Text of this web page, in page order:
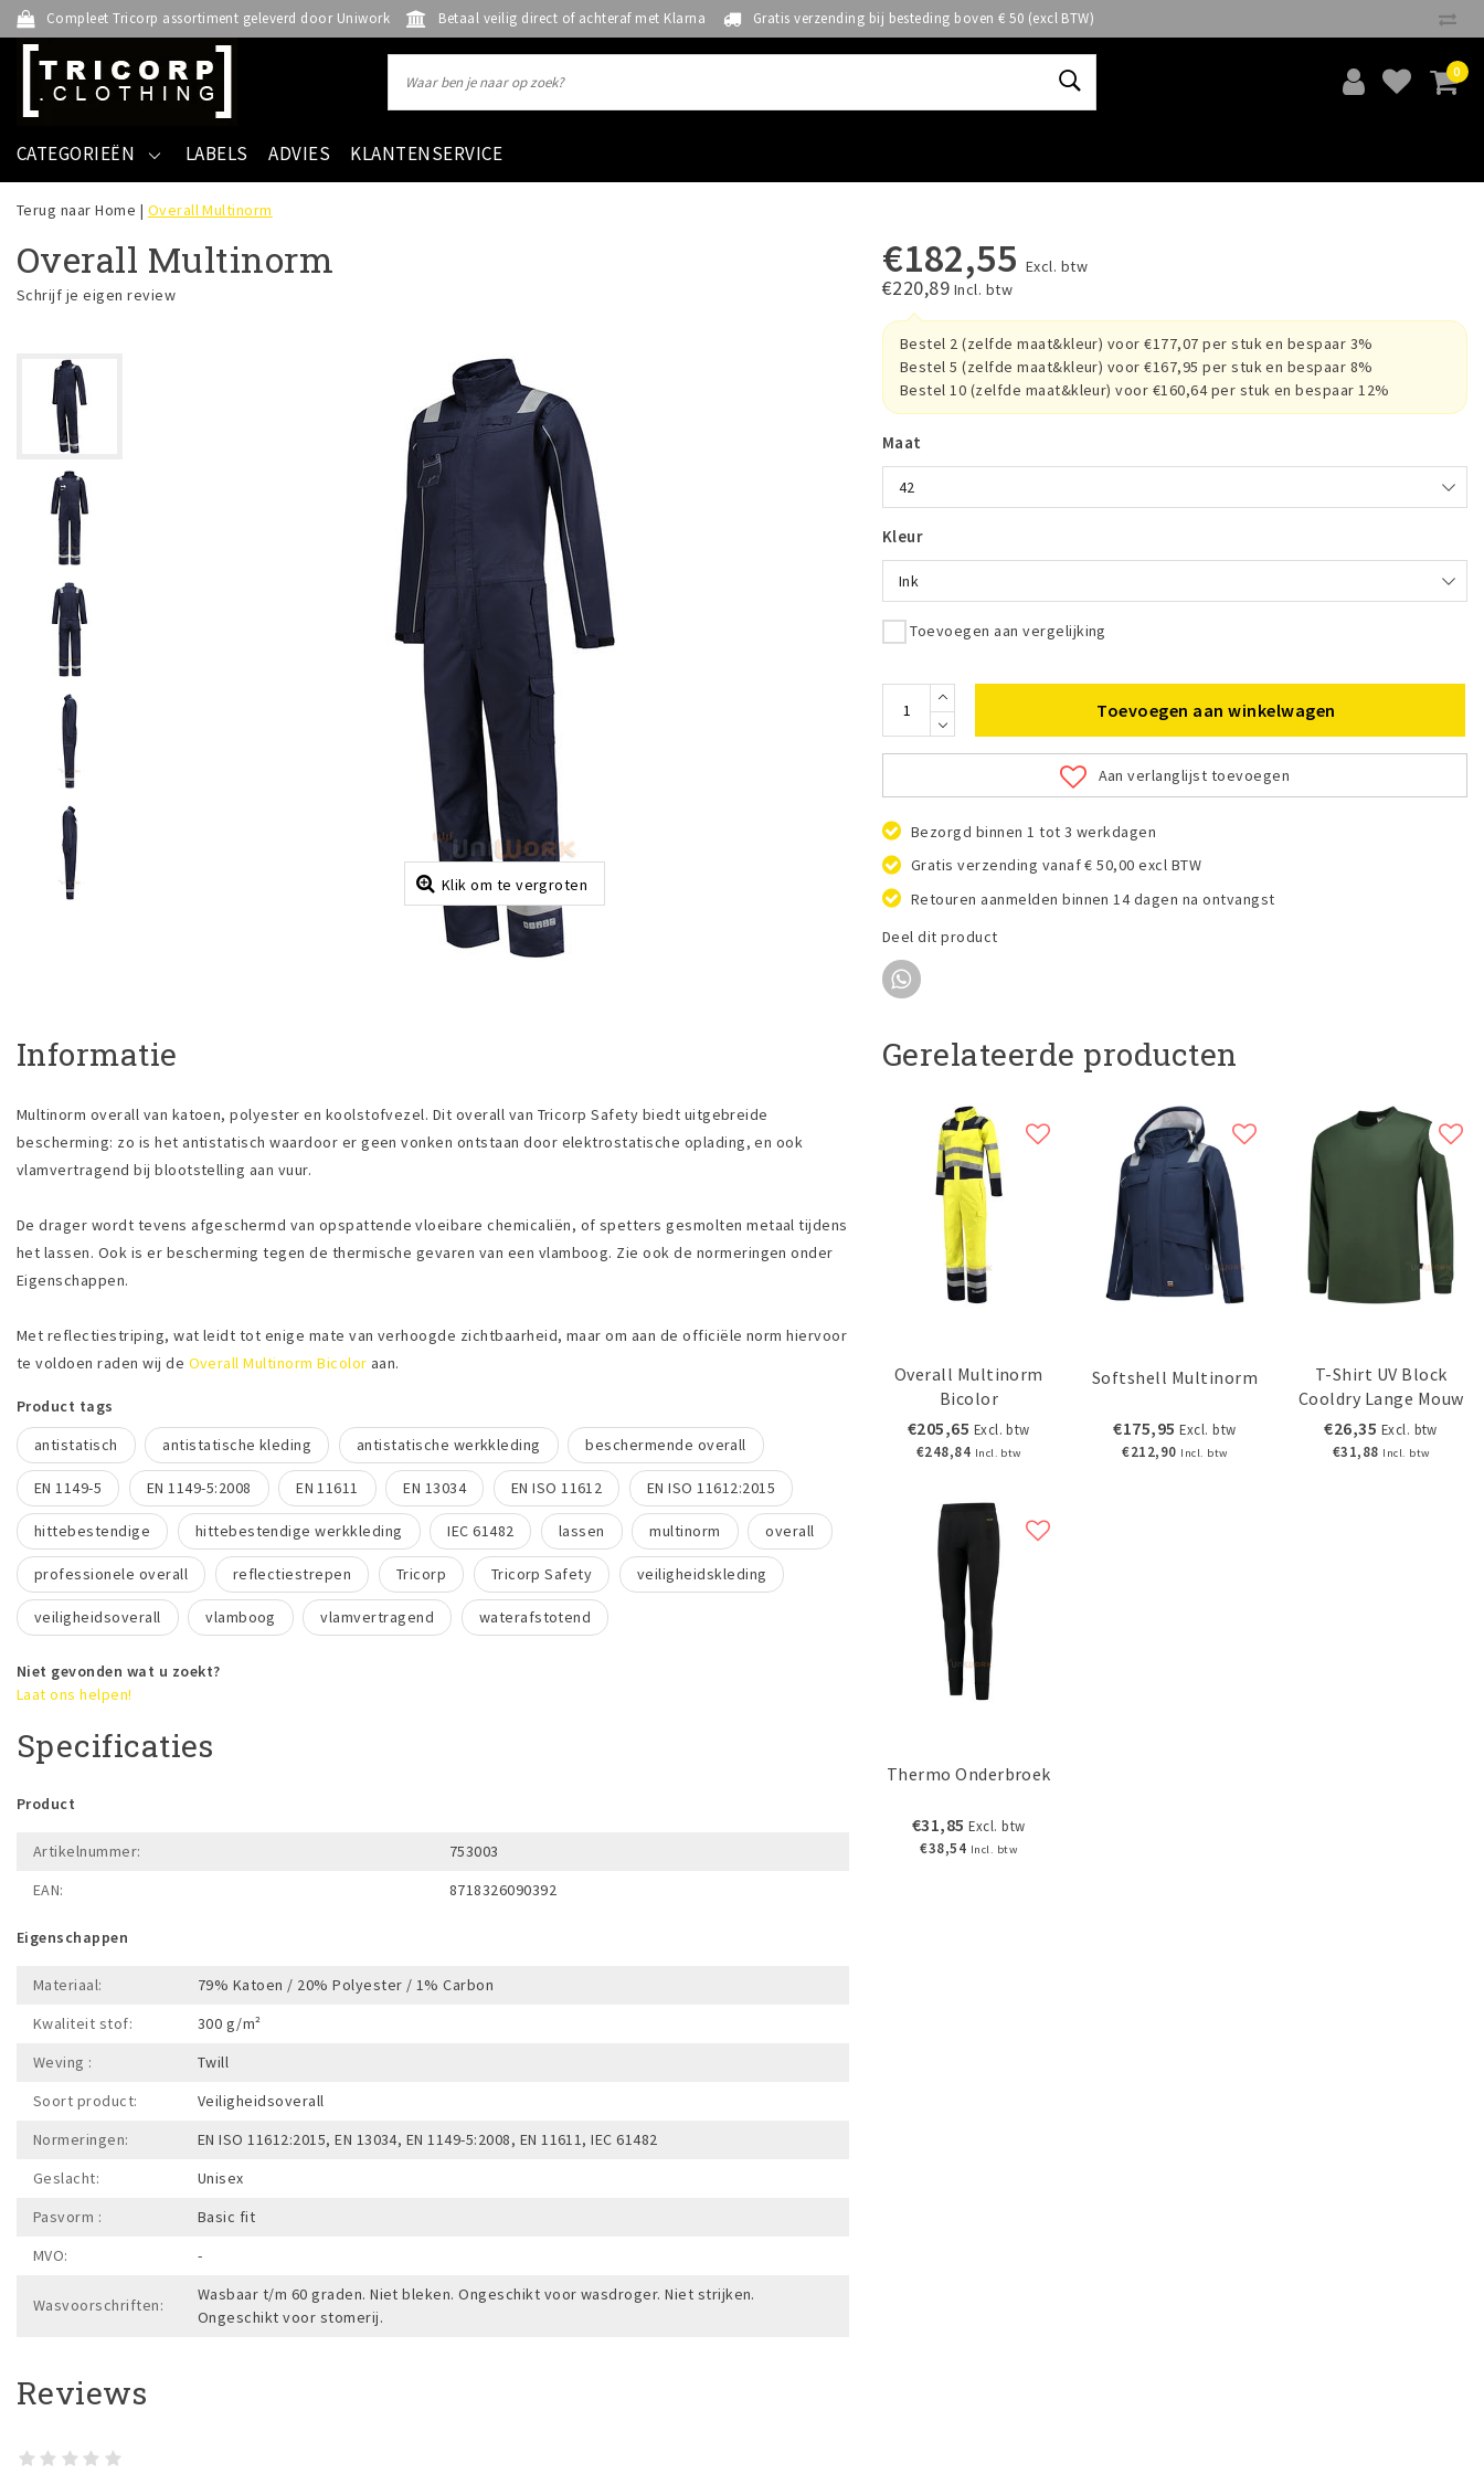
Compleet Tricorp assortiment geleverd door Uniwork Betaal veilig direct of achteraf met Klarna Gratis verzending bij besteding boven € 50 (excl BTW)
0
CATEGORIEËN LABELS ADVIES KLANTENSERVICE
Terug naar Home | Overall Multinorm
Overall Multinorm
Schrijf je eigen review
Klik om te vergroten
€182,55 Excl. btw
€220,89 Incl. btw
Bestel 2 (zelfde maat&kleur) voor €177,07 per stuk en bespaar 3%
Bestel 5 (zelfde maat&kleur) voor €167,95 per stuk en bespaar 8%
Bestel 10 (zelfde maat&kleur) voor €160,64 per stuk en bespaar 12%
Maat
42
Kleur
Ink
Toevoegen aan vergelijking
Toevoegen aan winkelwagen
Aan verlanglijst toevoegen
Bezorgd binnen 1 tot 3 werkdagen
Gratis verzending vanaf € 50,00 excl BTW
Retouren aanmelden binnen 14 dagen na ontvangst
Deel dit product
Informatie
Multinorm overall van katoen, polyester en koolstofvezel. Dit overall van Tricorp Safety biedt uitgebreide
bescherming: zo is het antistatisch waardoor er geen vonken ontstaan door elektrostatische oplading, en ook
vlamvertragend bij blootstelling aan vuur.
De drager wordt tevens afgeschermd van opspattende vloeibare chemicaliën, of spetters gesmolten metaal tijdens
het lassen. Ook is er bescherming tegen de thermische gevaren van een vlamboog. Zie ook de normeringen onder
Eigenschappen.
Met reflectiestriping, wat leidt tot enige mate van verhoogde zichtbaarheid, maar om aan de officiële norm hiervoor
te voldoen raden wij de Overall Multinorm Bicolor aan.
Product tags
antistatisch
antistatische kleding antistatische werkkleding beschermende overall
EN 1149-5 EN 1149-5:2008 EN 11611 EN 13034 EN ISO 11612 EN ISO 11612:2015
hittebestendige hittebestendige werkkleding IEC 61482 lassen multinorm overall
professionele overall reflectiestrepen Tricorp Tricorp Safety veiligheidskleding
veiligheidsoverall vlamboog vlamvertragend waterafstotend
Niet gevonden wat u zoekt?
Laat ons helpen!
Specificaties
Product
Artikelnummer:
753003
EAN:
8718326090392
Eigenschappen
Materiaal:
79% Katoen / 20% Polyester / 1% Carbon
Kwaliteit stof:
300 g/m²
Weving :
Twill
Soort product:
Veiligheidsoverall
Normeringen:
EN ISO 11612:2015, EN 13034, EN 1149-5:2008, EN 11611, IEC 61482
Geslacht:
Unisex
Pasvorm :
Basic fit
MVO:
-
Wasvoorschriften:
Wasbaar t/m 60 graden. Niet bleken. Ongeschikt voor wasdroger. Niet strijken.
Ongeschikt voor stomerij.
Reviews
Gerelateerde producten
Overall Multinorm
Bicolor
€205,65 Excl. btw
€248,84 Incl. btw
Softshell Multinorm
€175,95 Excl. btw
€212,90 Incl. btw
T-Shirt UV Block
Cooldry Lange Mouw
€26,35 Excl. btw
€31,88 Incl. btw
Thermo Onderbroek
€31,85 Excl. btw
€38,54 Incl. btw